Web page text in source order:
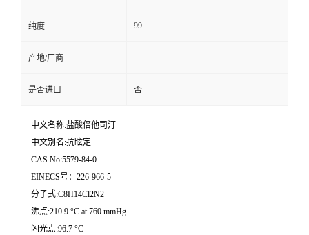
纯度 99
产地/厂商
是否进口 否
中文名称:盐酸倍他司汀
中文别名:抗眩定
CAS No:5579-84-0
EINECS号：226-966-5
分子式:C8H14Cl2N2
沸点:210.9 °C at 760 mmHg
闪光点:96.7 °C